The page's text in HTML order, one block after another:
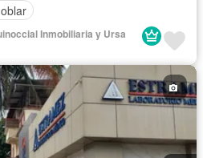
Inmobiliaria y Ursa